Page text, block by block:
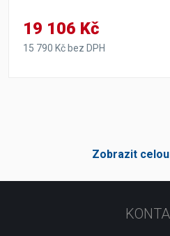
19 106 Kč
15 790 Kč bez DPH
Zobrazit